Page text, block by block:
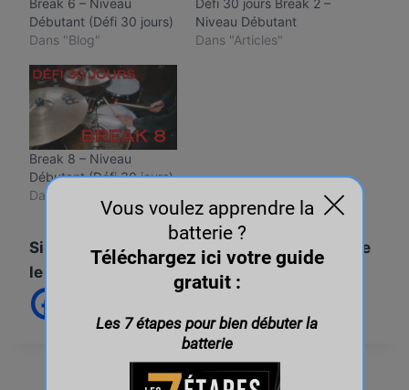
Break 6 – Niveau
Débutant (Défi 30 jours)
Dans "Blog"
Défi 30 jours Break 2 –
Niveau Débutant
Dans "Articles"
Break 8 – Niveau
Débutant (Défi 30 jours)
Dans "Blog"
Si vous avez aimé l'article, vous êtes libre de
le partager ! :)